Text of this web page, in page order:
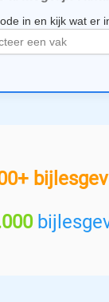
in en kijk wat er